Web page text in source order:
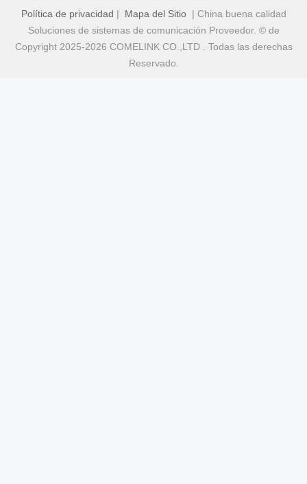
Política de privacidad | Mapa del Sitio| China buena calidad
Soluciones de sistemas de comunicación Proveedor. © de
Copyright 2025-2026 COMELINK CO.,LTD . Todas las derechas
Reservado.